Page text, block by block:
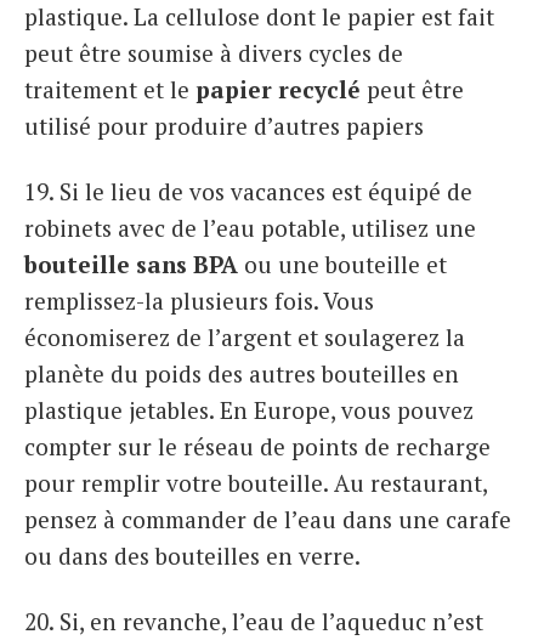
plastique. La cellulose dont le papier est fait
peut être soumise à divers cycles de
traitement et le papier recyclé peut être
utilisé pour produire d’autres papiers
19. Si le lieu de vos vacances est équipé de
robinets avec de l’eau potable, utilisez une
bouteille sans BPA ou une bouteille et
remplissez-la plusieurs fois. Vous
économiserez de l’argent et soulagerez la
planète du poids des autres bouteilles en
plastique jetables. En Europe, vous pouvez
compter sur le réseau de points de recharge
pour remplir votre bouteille. Au restaurant,
pensez à commander de l’eau dans une carafe
ou dans des bouteilles en verre.
20. Si, en revanche, l’eau de l’aqueduc n’est